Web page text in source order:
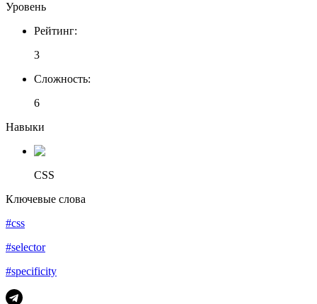
Уровень
Рейтинг:
3
Сложность:
6
Навыки
CSS
Ключевые слова
#css
#selector
#specificity